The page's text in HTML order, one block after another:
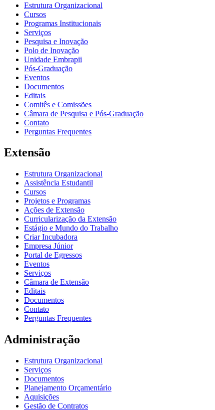
Estrutura Organizacional
Cursos
Programas Institucionais
Serviços
Pesquisa e Inovação
Polo de Inovação
Unidade Embrapii
Pós-Graduação
Eventos
Documentos
Editais
Comitês e Comissões
Câmara de Pesquisa e Pós-Graduação
Contato
Perguntas Frequentes
Extensão
Estrutura Organizacional
Assistência Estudantil
Cursos
Projetos e Programas
Ações de Extensão
Curricularização da Extensão
Estágio e Mundo do Trabalho
Criar Incubadora
Empresa Júnior
Portal de Egressos
Eventos
Serviços
Câmara de Extensão
Editais
Documentos
Contato
Perguntas Frequentes
Administração
Estrutura Organizacional
Serviços
Documentos
Planejamento Orçamentário
Aquisições
Gestão de Contratos